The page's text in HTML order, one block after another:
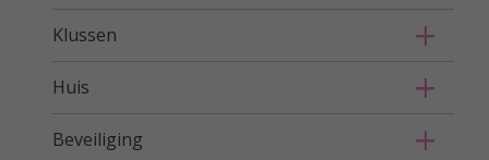
Klussen
Huis
Beveiliging